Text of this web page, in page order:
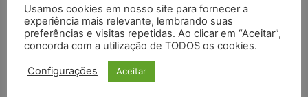
Meta é alvo de denúncia após anúncios com conteúdo
sexual infantil gerado por IA circularem em suas
plataformas
NOTÍCIAS 07/08/2026
Usamos cookies em nosso site para fornecer a
experiência mais relevante, lembrando suas
preferências e visitas repetidas. Ao clicar em “Aceitar”,
concorda com a utilização de TODOS os cookies.
Configurações Aceitar